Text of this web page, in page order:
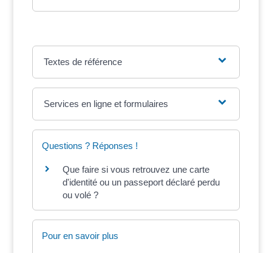
Textes de référence
Services en ligne et formulaires
Questions ? Réponses !
Que faire si vous retrouvez une carte
d'identité ou un passeport déclaré perdu
ou volé ?
Pour en savoir plus